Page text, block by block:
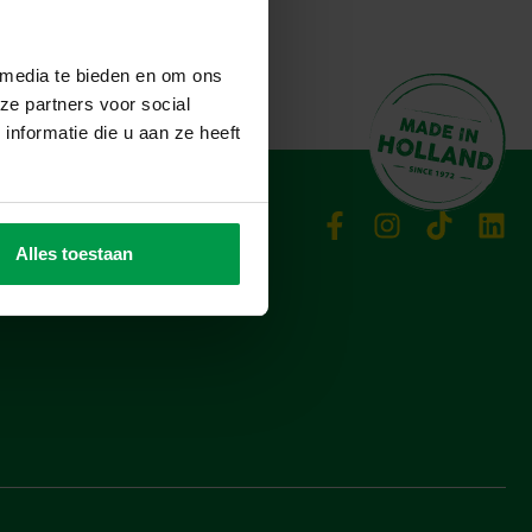
te bieden en om ons
partners voor social
die u aan ze heeft
Alles toestaan